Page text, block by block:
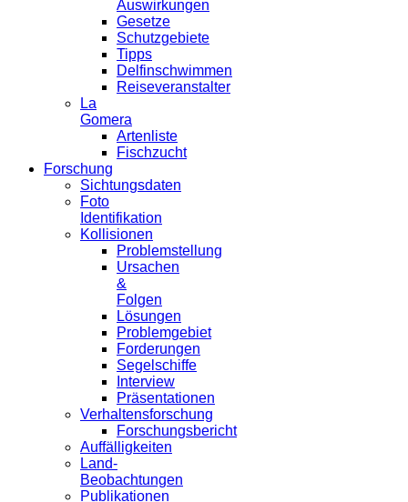
Auswirkungen
Gesetze
Schutzgebiete
Tipps
Delfinschwimmen
Reiseveranstalter
La
Gomera
Artenliste
Fischzucht
Forschung
Sichtungsdaten
Foto
Identifikation
Kollisionen
Problemstellung
Ursachen
&
Folgen
Lösungen
Problemgebiet
Forderungen
Segelschiffe
Interview
Präsentationen
Verhaltensforschung
Forschungsbericht
Auffälligkeiten
Land-
Beobachtungen
Publikationen